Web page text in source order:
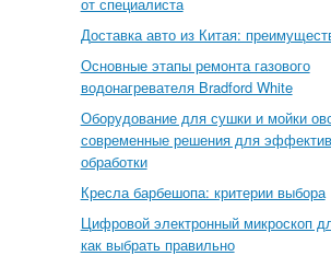
Доставка авто из Китая:
Основные этапы ремонта газового
водонагревателя Bradford White
Оборудование для сушки и мойки
современные решения для
обработки
Кресла барбешопа: критерии выбора
Цифровой электронный микроскоп
как выбрать правильно